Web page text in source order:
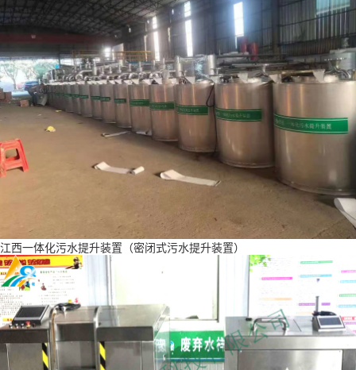
江西一体化污水提升装置（密闭式污水提升装置）